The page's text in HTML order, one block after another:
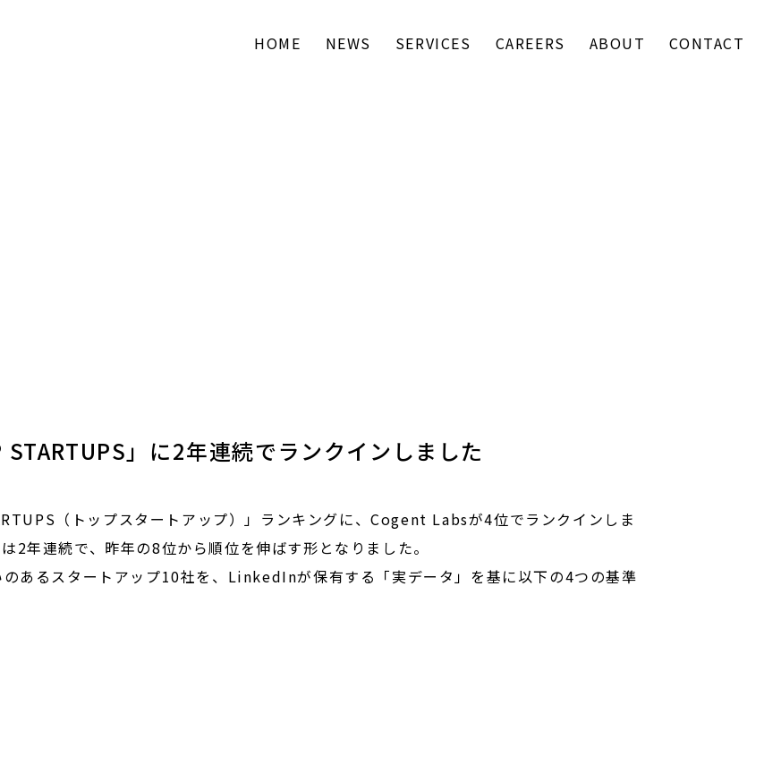
HOME NEWS SERVICES CAREERS ABOUT CONTACT
」に2年連続でランクインしました
（トップスタートアップ）」ランキングに、Cogent Labsが4位でランクインしま
2年連続で、昨年の8位から順位を伸ばす形となりました。
あるスタートアップ10社を、LinkedInが保有する「実データ」を基に以下の4つの基準